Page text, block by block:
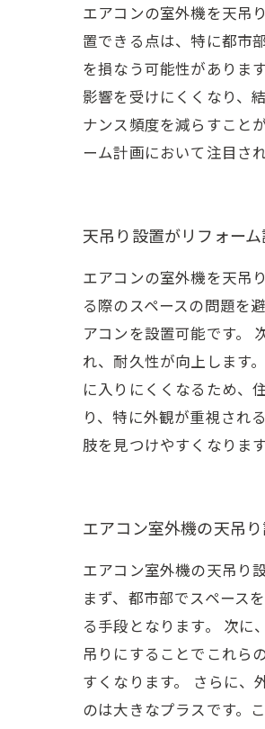
エアコンの室外機を天吊
置できる点は、特に都市
を損なう可能性がありま
影響を受けにくくなり、
ナンス頻度を減らすこと
ーム計画において注目さ
天吊り設置がリフォー
エアコンの室外機を天吊
る際のスペースの問題を
アコンを設置可能です。
れ、耐久性が向上します
に入りにくくなるため、
り、特に外観が重視され
肢を見つけやすくなります
エアコン室外機の天吊
エアコン室外機の天吊り
まず、都市部でスペース
る手段となります。 次
吊りにすることでこれら
すくなります。 さらに、
のは大きなプラスです。